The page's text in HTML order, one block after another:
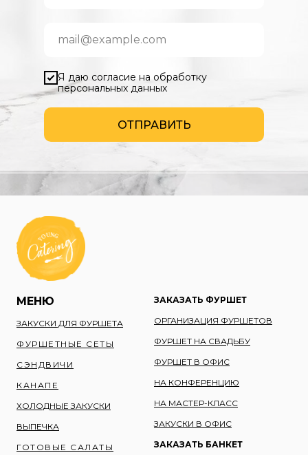
Я даю согласие на обработку
персональных данных
ОТПРАВИТЬ
МЕНЮ
ЗАКУСКИ ДЛЯ ФУРШЕТА
ФУРШЕТНЫЕ СЕТЫ
СЭНДВИЧИ
КАНАПЕ
ХОЛОДНЫЕ ЗАКУСКИ
ВЫПЕЧКА
ГОТОВЫЕ САЛАТЫ
ЗАКАЗАТЬ ФУРШЕТ
ОРГАНИЗАЦИЯ ФУРШЕТОВ
ФУРШЕТ НА СВАДЬБУ
ФУРШЕТ В ОФИС
НА КОНФЕРЕНЦИЮ
НА МАСТЕР-КЛАСС
ЗАКУСКИ В ОФИС
ЗАКАЗАТЬ БАНКЕТ